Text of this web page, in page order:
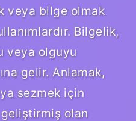
veya bilge olmak
Bilgelik,
veya olguyu
gelir. Anlamak,
sezmek için
olan